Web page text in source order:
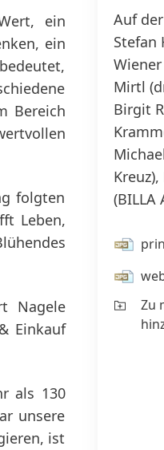
bessere
Gemeinsam.
MEHR
ein
ein
Bereich
folgten
Leben,
Nagele
Einkauf
als 130
unsere
ist
Auf
Stefan
Mirtl
Birgit
(BILLA
Zu